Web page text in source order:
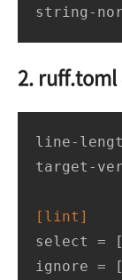
string-
2. ruff.toml
line-
target-
[lint]
select
= [
ignore = [